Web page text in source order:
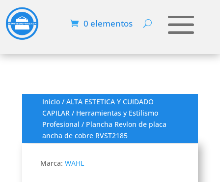
0 elementos
Inicio/ ALTA ESTETICA Y CUIDADO
CAPILAR/ Herramientas y Estilismo
Profesional / Plancha Revlon de placa
ancha de cobre RVST2185
Marca: WAHL